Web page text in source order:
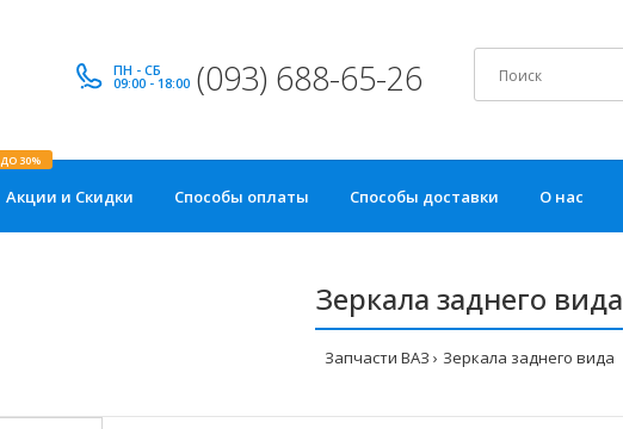
ПН - СБ
09:00 - 18:00 (093) 688-65-26
Акции и Скидки
ДО 30%
Способы оплаты Способы доставки О нас
Зеркала заднего вида
Запчасти ВАЗ Зеркала заднего вида